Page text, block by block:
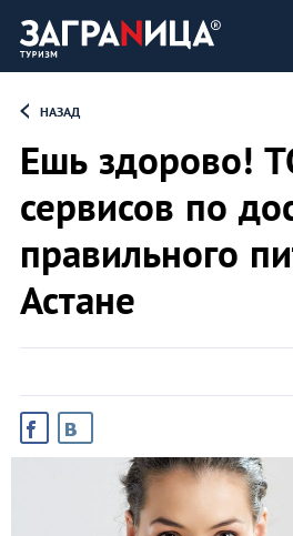
НАЗАД
Ешь здорово!
сервисов по
правильного
Астане